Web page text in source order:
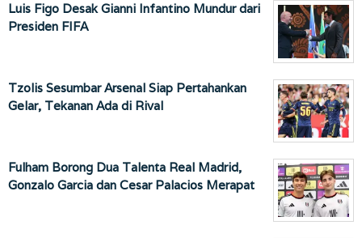
Luis Figo Desak Gianni Infantino Mundur dari
Presiden FIFA
Tzolis Sesumbar Arsenal Siap Pertahankan
Gelar, Tekanan Ada di Rival
Fulham Borong Dua Talenta Real Madrid,
Gonzalo Garcia dan Cesar Palacios Merapat